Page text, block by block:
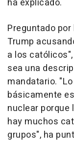
ha explicado.
Preguntado
Trump
a los
sea una
mandatario.
básicamente
nuclear porque
hay muchos
grupos", ha